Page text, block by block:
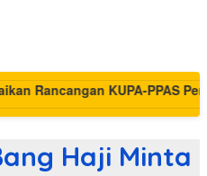
Haji Minta